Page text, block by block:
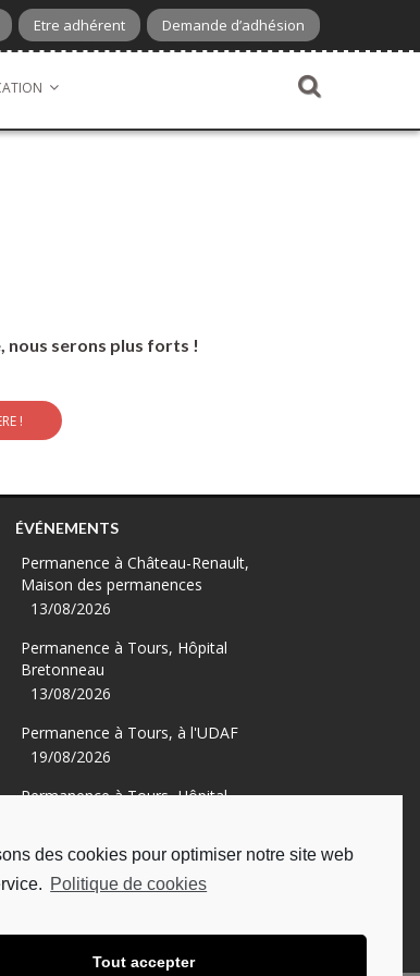
des cookies pour optimiser notre site web
Politique de cookies
Tout accepter
Etre adhérent Demande d’adhésion
nous serons plus forts !
!
ÉVÉNEMENTS
Permanence à Château-Renault,
Maison des permanences
13/08/2026
Permanence à Tours, Hôpital
Bretonneau
13/08/2026
Permanence à Tours, à l'UDAF
19/08/2026
Permanence à Tours, Hôpital
Permanence à Chambray-lès-Tours,